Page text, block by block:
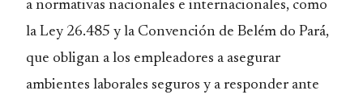
a normativas nacionales e internacionales, como
la Ley 26.485 y la Convención de Belém do Pará,
que obligan a los empleadores a asegurar
ambientes laborales seguros y a responder ante